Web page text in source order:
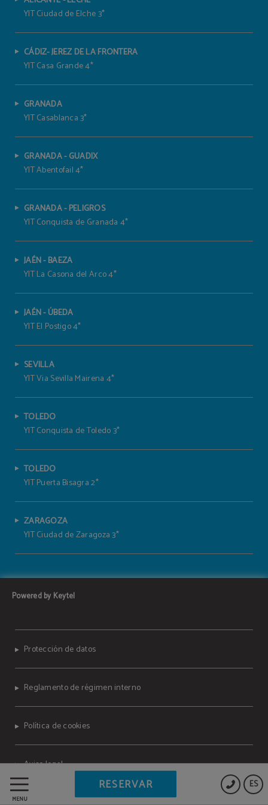
MENÚ
ES
RESERVAR
YIT Ciudad de Elche 3*
CÁDIZ- JEREZ DE LA FRONTERA
YIT Casa Grande 4*
GRANADA
YIT Casablanca 3*
GRANADA - GUADIX
YIT Abentofail 4*
GRANADA - PELIGROS
YIT Conquista de Granada 4*
JAÉN - BAEZA
YIT La Casona del Arco 4*
JAÉN - ÚBEDA
YIT El Postigo 4*
SEVILLA
YIT Via Sevilla Mairena 4*
TOLEDO
YIT Conquista de Toledo 3*
TOLEDO
YIT Puerta Bisagra 2*
ZARAGOZA
YIT Ciudad de Zaragoza 3*
Powered by Keytel
Protección de datos
Reglamento de régimen interno
Política de cookies
Aviso legal